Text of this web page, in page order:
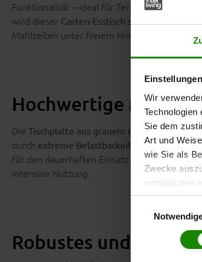
Wir
Sie dem
Art und
wie Sie als
Zwecke
ermöglichen
anzuzeigen.
Klicken Sie
erteilte
Funktionalität – ideal für Terrasse, Balkon
wird dieser Garten-Esstisch schnell zum
Mahlzeiten unter freiem Himmel – dieser
Hochwertige
Die Tischplatte aus grauem gesintertem
durch extreme Belastbarkeit . Kratzfest,
für den dauerhaften Einsatz im Freien.
intensive Nutzung.
Robustes und